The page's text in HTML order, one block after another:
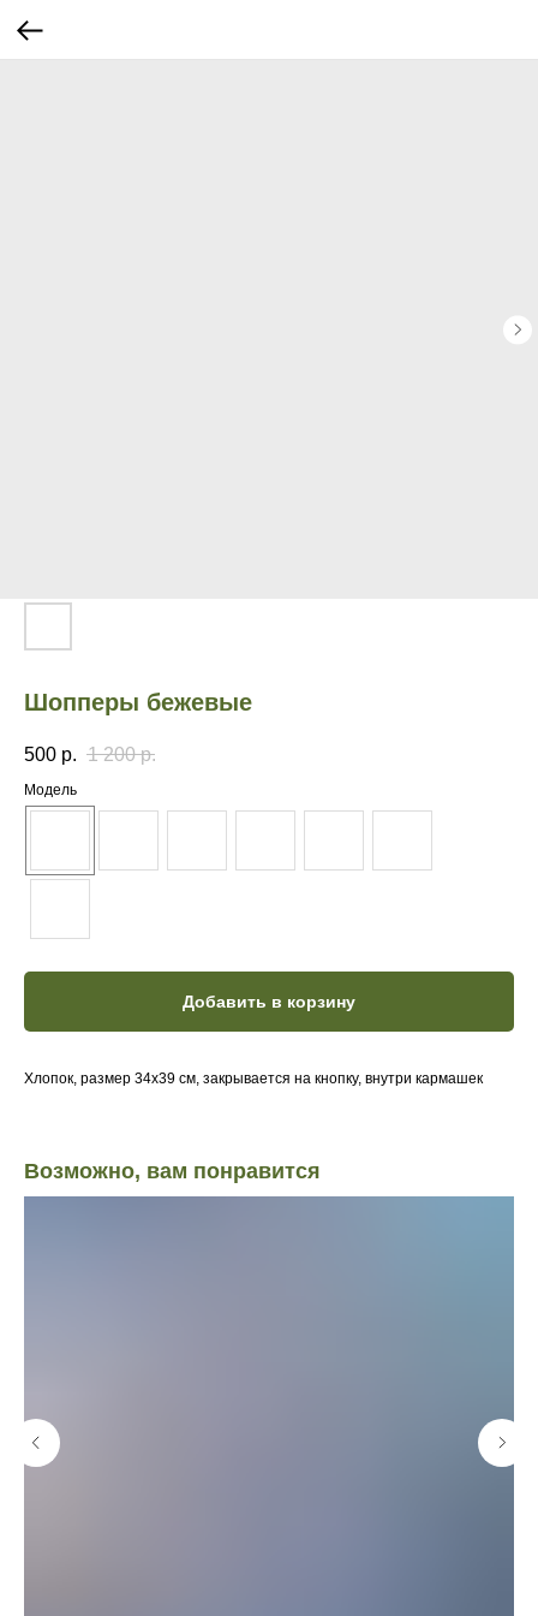
Шопперы бежевые
500 р. 1 200 р.
Модель
Добавить в корзину
Хлопок, размер 34х39 см, закрывается на кнопку, внутри кармашек
Возможно, вам понравится